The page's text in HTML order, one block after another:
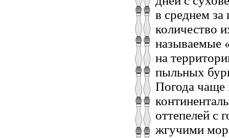
в среднем за
количество
называемые
на
пыльных
Погода чаще
оттепелей с
жгучими